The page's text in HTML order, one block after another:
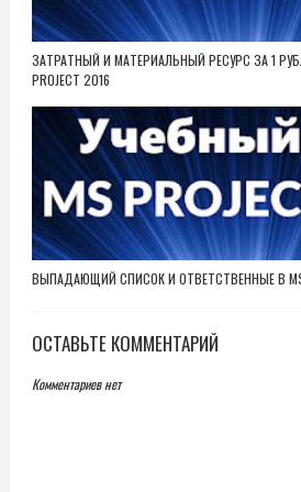
ЗАТРАТНЫЙ И МАТЕРИАЛЬНЫЙ РЕСУРС ЗА 1
PROJECT 2016
ВЫПАДАЮЩИЙ СПИСОК И ОТВЕТСТВЕННЫЕ В MS
ОСТАВЬТЕ КОММЕНТАРИЙ
Комментариев нет